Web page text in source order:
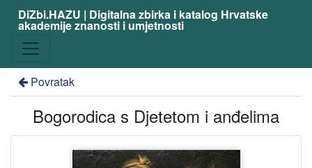
DiZbi.HAZU | Digitalna zbirka i katalog Hrvatske
akademije znanosti i umjetnosti
Povratak
Bogorodica s Djetetom i anđelima